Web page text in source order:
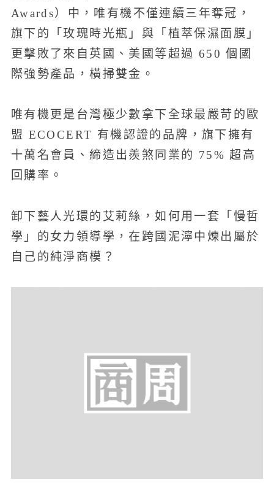
Awards）中，唯有機不僅連續三年奪冠，
旗下的「玫瑰時光瓶」與「植萃保濕面膜」
更擊敗了來自英國、美國等超過 650 個國
際強勢產品，橫掃雙金。
唯有機更是台灣極少數拿下全球最嚴苛的歐
盟 ECOCERT 有機認證的品牌，旗下擁有
十萬名會員、締造出羨煞同業的 75% 超高
回購率。
卸下藝人光環的艾莉絲，如何用一套「慢哲
學」的女力領導學，在跨國泥濘中煉出屬於
自己的純淨商模？